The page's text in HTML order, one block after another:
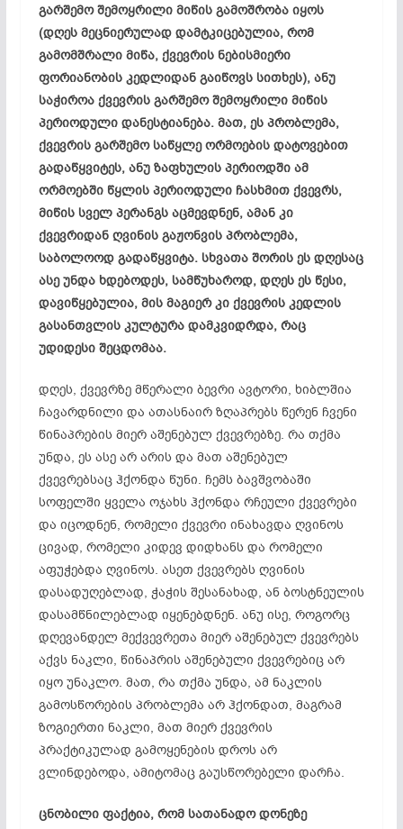
გარშემო შემოყრილი მიწის გამოშრობა იყოს
(დღეს მეცნიერულად დამტკიცებულია, რომ
გამომშრალი მიწა, ქვევრის ნებისმიერი
ფორიანობისკედლიდან გაიწოვს სითხეს), ანუ
საჭიროა ქვევრის გარშემო შემოყრილი მიწის
პერიოდული დანესტიანება. მათ, ეს პრობლემა,
ქვევრის გარშემო საწყლეორმოების დატოვებით
გადაწყვიტეს, ანუ ზაფხულის პერიოდში ამ
ორმოებში წყლის პერიოდული ჩასხმით ქვევრს,
მიწის სველ პერანგს აცმევდნენ, ამან კი
ქვევრიდან ღვინის გაჟონვის პრობლემა,
საბოლოოდ გადაწყვიტა. სხვათა შორის ეს დღესაც
ასე უნდა ხდებოდეს, სამწუხაროდ, დღეს ეს წესი,
დავიწყებულია, მის მაგიერ კი ქვევრის კედლის
გასანთვლისკულტურა დამკვიდრდა, რაც
უდიდესი შეცდომაა.
დღეს, ქვევრზე მწერალი ბევრი ავტორი, ხიბლშია
ჩავარდნილი და ათასნაირ ზღაპრებს წერენ ჩვენი
წინაპრების მიერ აშენებულ ქვევრებზე. რა თქმა
უნდა, ეს ასე არ არის და მათ აშენებულ
ქვევრებსაც ჰქონდა წუნი. ჩემს ბავშვობაში
სოფელში ყველა ოჯახს ჰქონდა რჩეული ქვევრები
და იცოდნენ, რომელი ქვევრი ინახავდა ღვინოს
ცივად, რომელი კიდევ დიდხანს და რომელი
აფუჭებდა ღვინოს. ასეთ ქვევრებს ღვინის
დასადუღებლად, ჭაჭის შესანახად, ან ბოსტნეულის
დასამწნილებლად იყენებდნენ. ანუ ისე, როგორც
დღევანდელ მექვევრეთა მიერ აშენებულ ქვევრებს
აქვს ნაკლი, წინაპრის აშენებული ქვევრებიც არ
იყო უნაკლო. მათ, რა თქმა უნდა, ამ ნაკლის
გამოსწორების პრობლემა არ ჰქონდათ, მაგრამ
ზოგიერთი ნაკლი, მათ მიერ ქვევრის
პრაქტიკულად გამოყენების დროს არ
ვლინდებოდა, ამიტომაც გაუსწორებელი დარჩა.
ცნობილი ფაქტია, რომ სათანადო დონეზე